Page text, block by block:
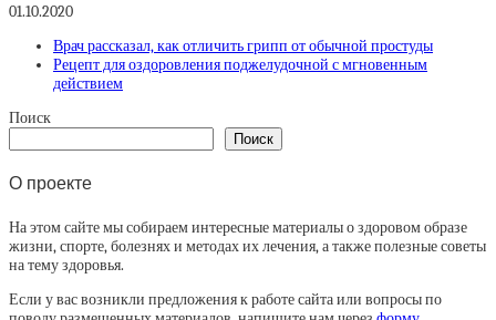
01.10.2020
Врач рассказал, как отличить грипп от обычной простуды
Рецепт для оздоровления поджелудочной с мгновенным
действием
Поиск
Поиск
О проекте
На этом сайте мы собираем интересные материалы о здоровом образе
жизни, спорте, болезнях и методах их лечения, а также полезные советы
на тему здоровья.
Если у вас возникли предложения к работе сайта или вопросы по